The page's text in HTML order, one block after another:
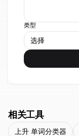
类型
选择
相关工具
上升 单词分类器